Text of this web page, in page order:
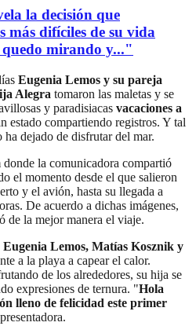
la decisión que
más difíciles de su vida
mirando y..."
Eugenia Lemos y su pareja
Alegra tomaron las maletas y se
y paradisiacas vacaciones a
estado compartiendo registros. Y tal
dejado de disfrutar del mar.
donde la comunicadora compartió
el momento desde el que salieron
y el avión, hasta su llegada a
De acuerdo a dichas imágenes,
de la mejor manera el viaje.
Eugenia Lemos, Matías Kosznik y
a la playa a capear el calor.
de los alrededores, su hija se
expresiones de ternura. "Hola
lleno de felicidad este primer